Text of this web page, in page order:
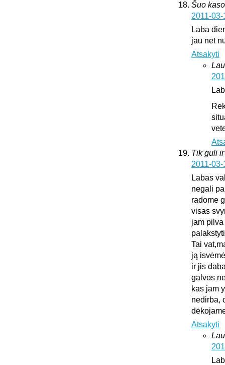
Šuo
2011-
Laba
jau net
Atsakyti
Tik guli
2011-
Labas
negali
radome
visas
jam
Tai
ją
ir jis
galvos
kas jam
nedirba,
Atsakyti